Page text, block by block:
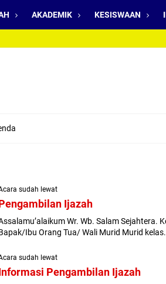
AKADEMIK KESISWAAN
sudah lewat
Ijazah
Wr. Wb. Salam Sejahtera.
Ibu Orang Tua/ Wali Murid Murid
sudah lewat
Pengambilan Ijazah